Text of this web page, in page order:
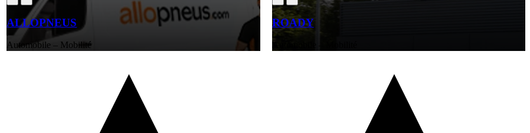
ALLOPNEUS
Automobile – Mobilité
ROADY
Automobile – Mobilité